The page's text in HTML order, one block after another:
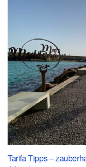
Tarifa Tipps –